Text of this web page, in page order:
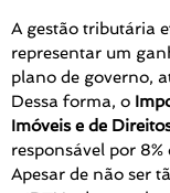
A gestão tributária
representar um
plano de governo,
Dessa forma, o
Imóveis e de
responsável por
Apesar de não ser